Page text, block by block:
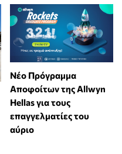
Νέο Πρόγραμμα
Αποφοίτων της Allwyn
Hellas για τους
επαγγελματίες του
αύριο